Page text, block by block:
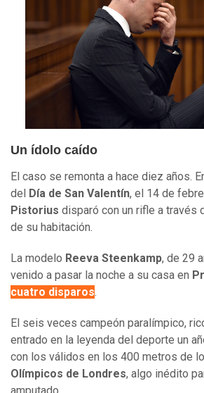
Un ídolo caído
El caso se remonta a hace diez años.
del
Día de San Valentín, el 14 de
Pistorius disparó con un rifle a través
de su habitación.
La modelo Reeva Steenkamp, de 29
venido a pasar la noche a su casa en
cuatro disparos.
El seis veces campeón paralímpico,
entrado en la leyenda del deporte un
con los válidos en los 400 metros de
Olímpicos de Londres, algo inédito